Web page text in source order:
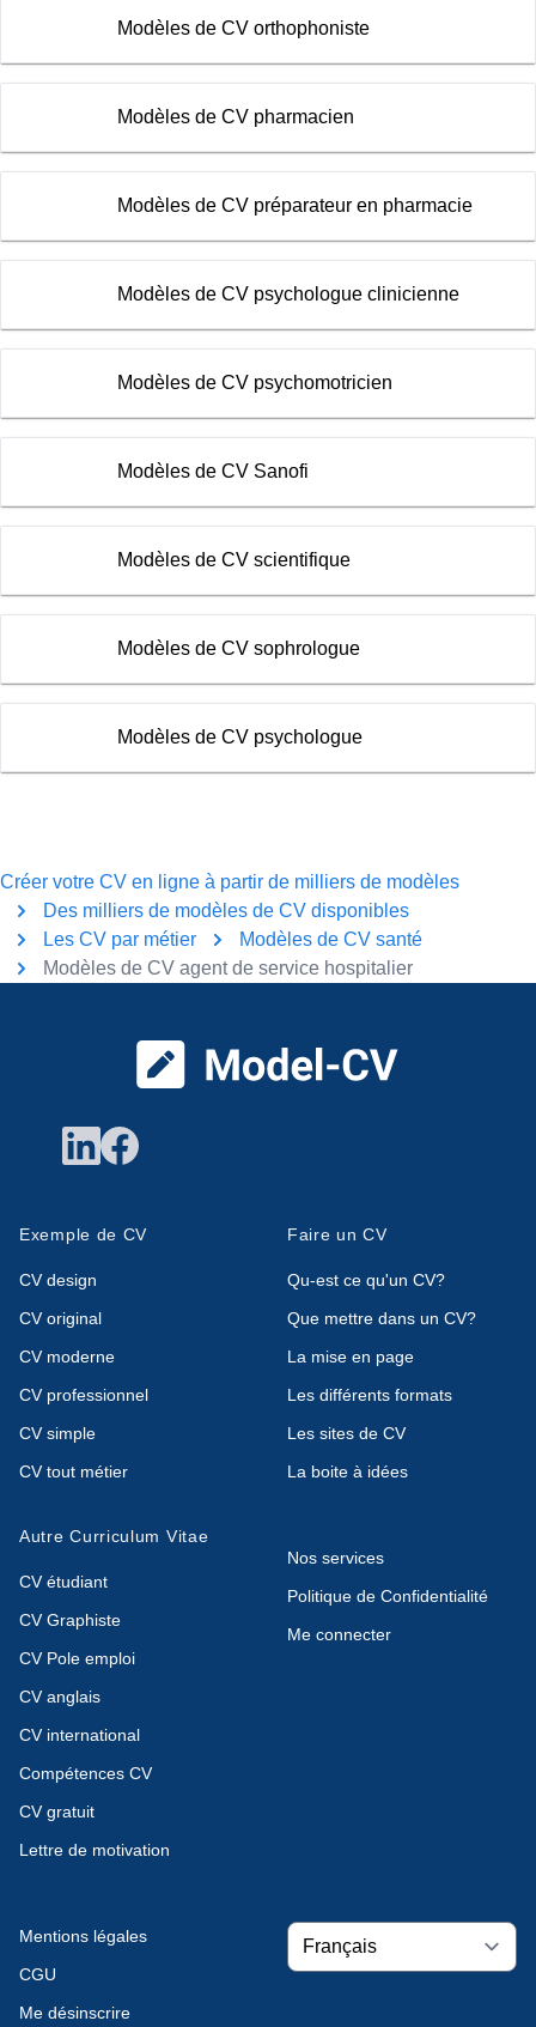
Modèles de CV orthophoniste
Modèles de CV pharmacien
Modèles de CV préparateur en pharmacie
Modèles de CV psychologue clinicienne
Modèles de CV psychomotricien
Modèles de CV Sanofi
Modèles de CV scientifique
Modèles de CV sophrologue
Modèles de CV psychologue
Créer votre CV en ligne à partir de milliers de modèles
Des milliers de modèles de CV disponibles
Les CV par métier
Modèles de CV santé
Modèles de CV agent de service hospitalier
Exemple de CV
CV design
CV original
CV moderne
CV professionnel
CV simple
CV tout métier
Faire un CV
Qu-est ce qu'un CV?
Que mettre dans un CV?
La mise en page
Les différents formats
Les sites de CV
La boite à idées
Autre Curriculum Vitae
CV étudiant
CV Graphiste
CV Pole emploi
CV anglais
CV international
Compétences CV
CV gratuit
Lettre de motivation
Nos services
Politique de Confidentialité
Me connecter
Mentions légales
CGU
Me désinscrire